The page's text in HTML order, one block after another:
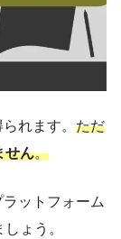
れます。 ただ
せん。
ットフォーム
ょう。